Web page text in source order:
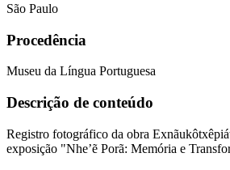
São Paulo
Procedência
Museu da Língua Portuguesa
Descrição de conteúdo
Registro fotográfico da obra
exposição "Nhe’ẽ Porã: Memória e